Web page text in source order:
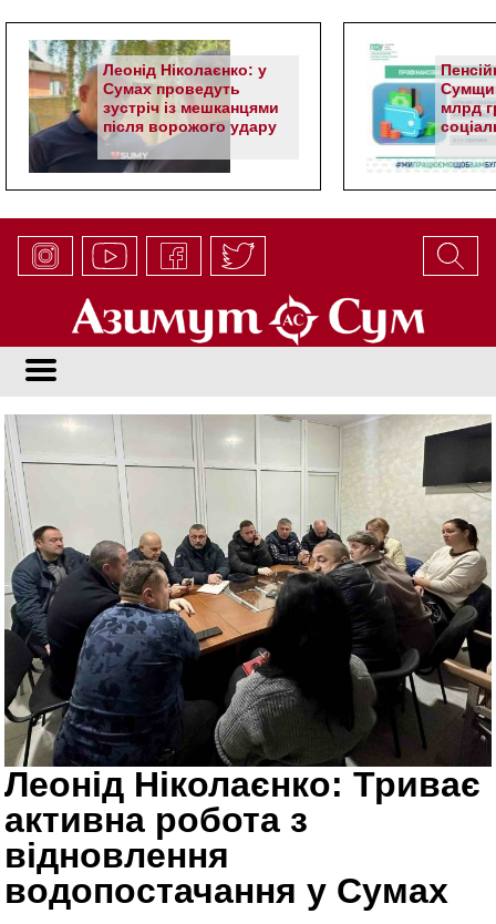
Леонід Ніколаєнко: у
Сумах проведуть
зустріч із мешканцями
після ворожого удару
млрд
Леонід Ніколаєнко: Триває
активна робота з
відновлення
водопостачання у Сумах